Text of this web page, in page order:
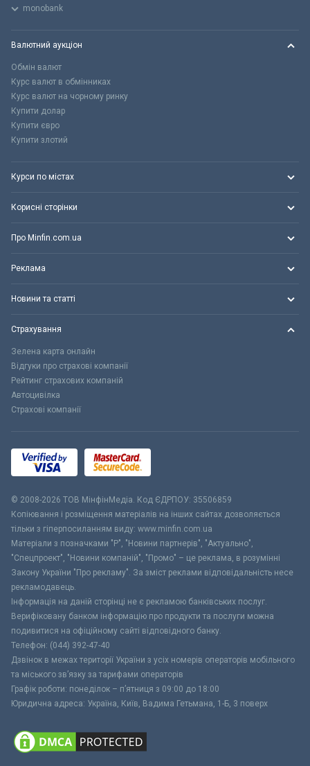
monobank
Валютний аукціон
Обмін валют
Курс валют в обмінниках
Курс валют на чорному ринку
Купити долар
Купити євро
Купити злотий
Курси по містах
Корисні сторінки
Про Minfin.com.ua
Реклама
Новини та статті
Страхування
Зелена карта онлайн
Відгуки про страхові компанії
Рейтинг страхових компаній
Автоцивілка
Страхові компанії
© 2008-2026 ТОВ МiнфiнМедiа. Код ЄДРПОУ: 35506859
Копіювання і розміщення матеріалів на інших сайтах дозволяється
тільки з гіперпосиланням виду: www.minfin.com.ua
Матеріали з позначками "Р", "Новини партнерів", "Актуально",
"Спецпроект", "Новини компаній", "Промо" – це реклама, в розумінні
Закону України "Про рекламу". За зміст реклами відповідальність несе
рекламодавець.
Інформація на даній сторінці не є рекламою банківських послуг.
Верифіковану банком інформацію про продукти та послуги можна
подивитися на офіційному сайті відповідного банку.
Телефон: (044) 392-47-40
Дзвінок в межах території України з усіх номерів операторів мобільного
та міського зв’язку за тарифами операторів
Графік роботи: понеділок – п’ятниця з 09:00 до 18:00
Юридична адреса: Україна, Київ, Вадима Гетьмана, 1-Б, 3 поверх